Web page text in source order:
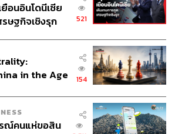
อนอินโดนีเซีย
ษฐกิจเชิงรุก
521
in the Age
154
รณ์คนแห่ขอสิน